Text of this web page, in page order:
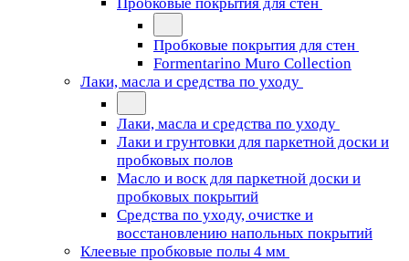
Пробковые покрытия для стен
Formentarino Muro Collection
Лаки, масла и средства по уходу
Лаки, масла и средства по уходу
Лаки и грунтовки для паркетной доски и
пробковых полов
Масло и воск для паркетной доски и
пробковых покрытий
Средства по уходу, очистке и
восстановлению напольных покрытий
Клеевые пробковые полы 4 мм